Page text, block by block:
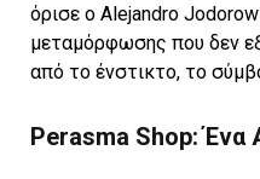
όρισε ο Alejandro
μεταμόρφωσης που δεν
από το ένστικτο, το
Perasma Shop: Ένα